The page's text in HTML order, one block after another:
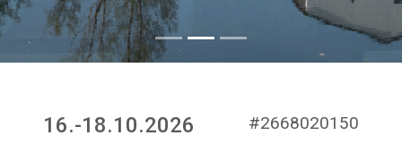
16.-18.10.2026 #2668020150